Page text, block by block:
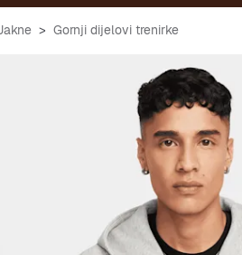
Gornji dijelovi trenirke